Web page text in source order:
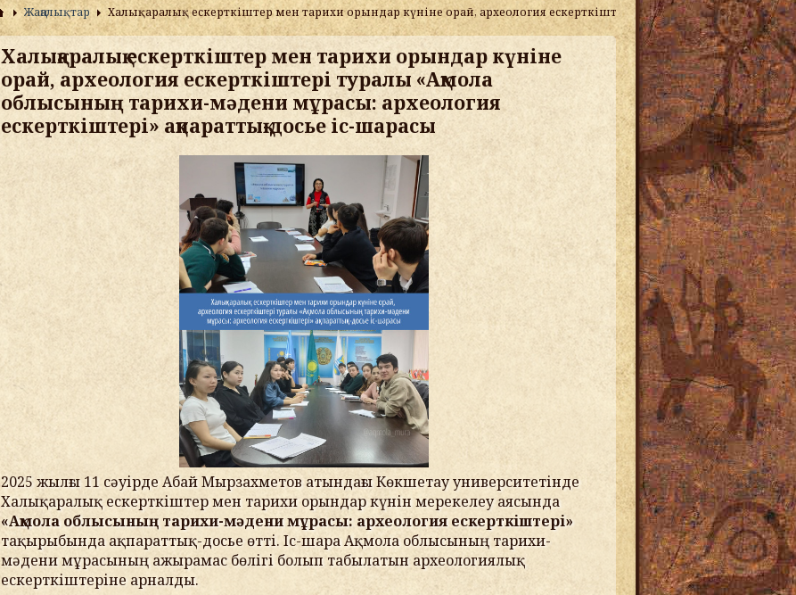
Жаңалықтар Халықаралық ескерткіштер мен тарихи орындар күніне орай, археология ескерткіштері туралы «Ақмола
Халықаралық ескерткіштер мен тарихи орындар күніне
орай, археология ескерткіштері туралы «Ақмола
облысының тарихи-мәдени мұрасы: археология
ескерткіштері» ақпараттық-досье іс-шарасы
2025 жылғы 11 сәуірде Абай Мырзахметов атындағы Көкшетау университетінде
Халықаралық ескерткіштер мен тарихи орындар күнін мерекелеу аясында
«Ақмола облысының тарихи-мәдени мұрасы: археология ескерткіштері»
тақырыбында ақпараттық-досье өтті. Іс-шара Ақмола облысының тарихи-
мәдени мұрасының ажырамас бөлігі болып табылатын археологиялық
ескерткіштеріне арналды.